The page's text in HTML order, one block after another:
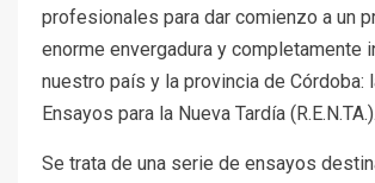
profesionales para dar comienzo a un
enorme envergadura y completamente
nuestro país y la provincia de Córdoba:
Ensayos para la Nueva Tardía (R.E.N.TA.).
Se trata de una serie de ensayos